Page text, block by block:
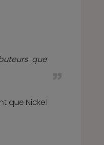
que
que Nickel